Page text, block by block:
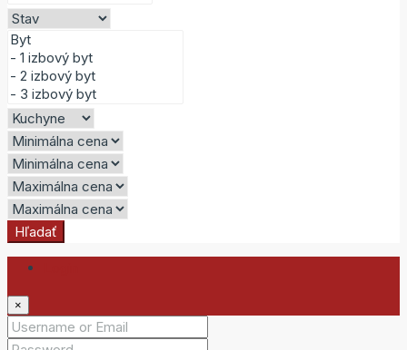
Hľadať
×